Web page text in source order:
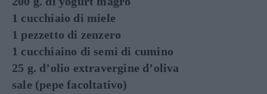
1 cucchiaio di miele
1 pezzetto di zenzero
1 cucchiaino di semi di cumino
25 g. d’olio extravergine d’oliva
sale (pepe facoltativo)